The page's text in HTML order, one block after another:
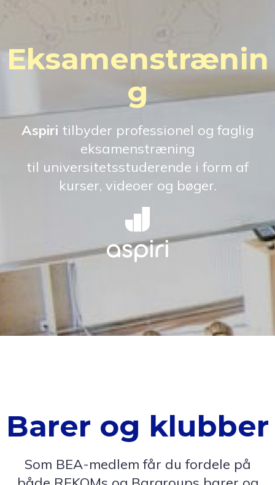
Eksamenstrænin
g
Aspiri tilbyder professionel og faglig
eksamenstræning
til universitetsstuderende i form af
kurser, videoer og bøger.
Barer og klubber
Som BEA-medlem får du fordele på